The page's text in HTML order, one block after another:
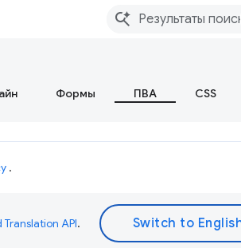
Формы ПВА CSS
.
Translation API.